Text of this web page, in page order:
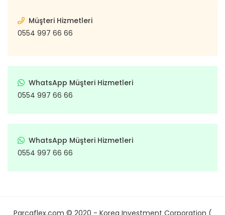
Müşteri Hizmetleri
0554 997 66 66
WhatsApp Müşteri Hizmetleri
0554 997 66 66
WhatsApp Müşteri Hizmetleri
0554 997 66 66
Parcaflex.com © 2020 - Korea Investment Corporation (